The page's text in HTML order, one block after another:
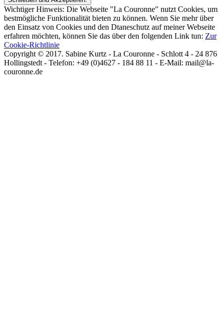
Wichtiger Hinweis: Die Webseite "La Couronne" nutzt Cookies, um
bestmögliche Funktionalität bieten zu können. Wenn Sie mehr über
den Einsatz von Cookies und den Dtaneschutz auf meiner Webseite
erfahren möchten, können Sie das über den folgenden Link tun: Zur
Cookie-Richtlinie
Copyright © 2017. Sabine Kurtz - La Couronne - Schlott 4 - 24 876
Hollingstedt - Telefon: +49 (0)4627 - 184 88 11 - E-Mail: mail@la-
couronne.de